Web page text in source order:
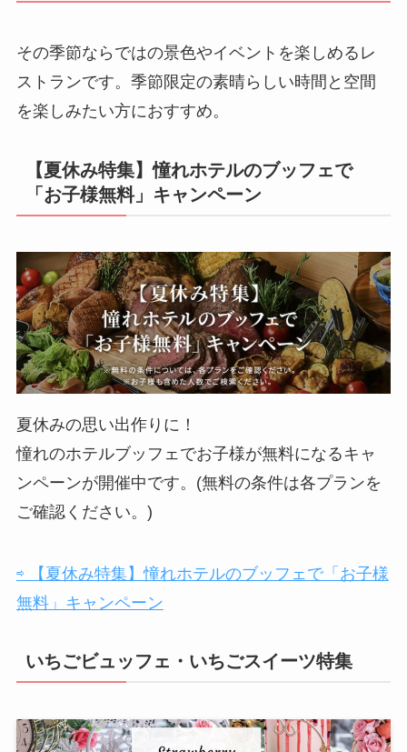
その季節ならではの景色やイベントを楽しめるレ
ストランです。季節限定の素晴らしい時間と空間
を楽しみたい方におすすめ。
【夏休み特集】憧れホテルのブッフェで
「お子様無料」キャンペーン
夏休みの思い出作りに！
憧れのホテルブッフェでお子様が無料になるキャ
ンペーンが開催中です。(無料の条件は各プランを
ご確認ください。)
⇨ 【夏休み特集】憧れホテルのブッフェで「お子様
無料」キャンペーン
いちごビュッフェ・いちごスイーツ特集